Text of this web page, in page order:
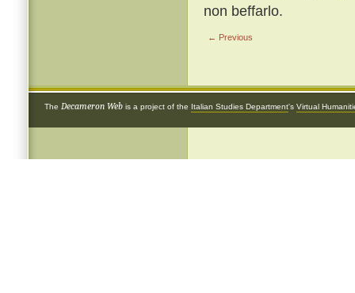
non beffarlo.
← Previous
The Decameron Web is a project of the Italian Studies Department's Virtual